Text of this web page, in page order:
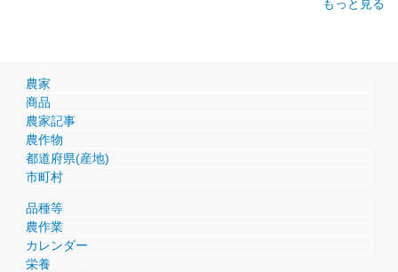
もっと見る
農家
商品
農家記事
農作物
都道府県(産地)
市町村
品種等
農作業
カレンダー
栄養